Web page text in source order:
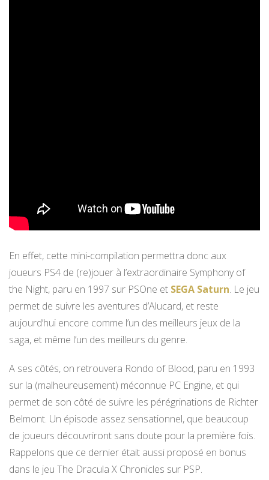
En effet, cette mini-compilation permettra donc aux
joueurs PS4 de (re)jouer à l’extraordinaire Symphony of
the Night, paru en 1997 sur PSOne et SEGA Saturn. Le jeu
permet de suivre les aventures d’Alucard, et reste
aujourd’hui encore comme l’un des meilleurs jeux de la
saga, et même l’un des meilleurs du genre.
A ses côtés, on retrouvera Rondo of Blood, paru en 1993
sur la (malheureusement) méconnue PC Engine, et qui
permet de son côté de suivre les pérégrinations de Richter
Belmont. Un épisode assez sensationnel, que beaucoup
de joueurs découvriront sans doute pour la première fois.
Rappelons que ce dernier était aussi proposé en bonus
dans le jeu The Dracula X Chronicles sur PSP.